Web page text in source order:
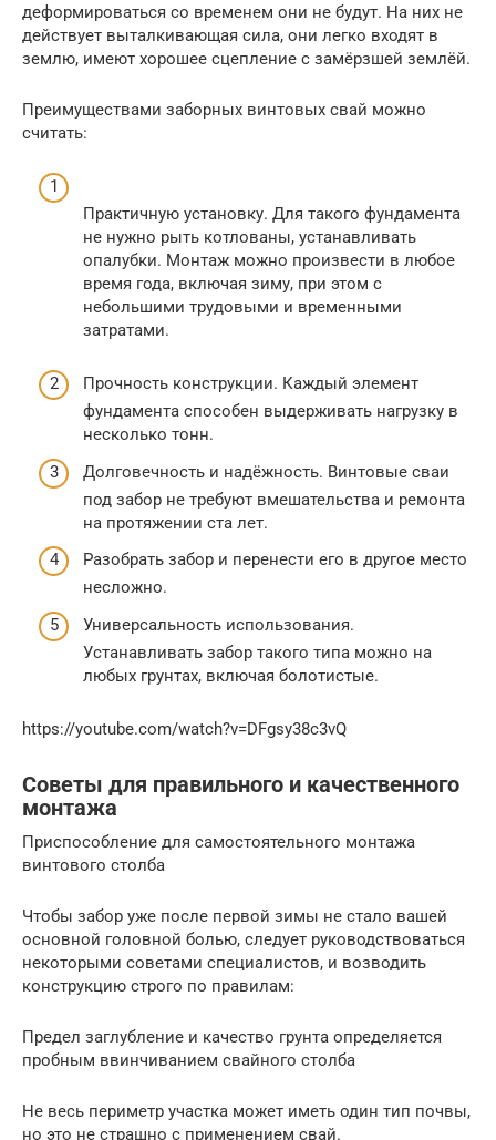
деформироваться со временем они не будут. На них не
действует выталкивающая сила, они легко входят в
землю, имеют хорошее сцепление с замёрзшей землёй.
Преимуществами заборных винтовых свай можно
считать:
Практичную установку. Для такого фундамента
не нужно рыть котлованы, устанавливать
опалубки. Монтаж можно произвести в любое
время года, включая зиму, при этом с
небольшими трудовыми и временными
затратами.
Прочность конструкции. Каждый элемент
фундамента способен выдерживать нагрузку в
несколько тонн.
Долговечность и надёжность. Винтовые сваи
под забор не требуют вмешательства и ремонта
на протяжении ста лет.
Разобрать забор и перенести его в другое место
несложно.
Универсальность использования.
Устанавливать забор такого типа можно на
любых грунтах, включая болотистые.
https://youtube.com/watch?v=DFgsy38c3vQ
Советы для правильного и качественного
монтажа
Приспособление для самостоятельного монтажа
винтового столба
Чтобы забор уже после первой зимы не стало вашей
основной головной болью, следует руководствоваться
некоторыми советами специалистов, и возводить
конструкцию строго по правилам:
Предел заглубление и качество грунта определяется
пробным ввинчиванием свайного столба
Не весь периметр участка может иметь один тип почвы,
но это не страшно с применением свай.